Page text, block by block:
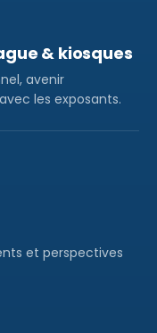
& kiosques
avenir
les exposants.
et perspectives